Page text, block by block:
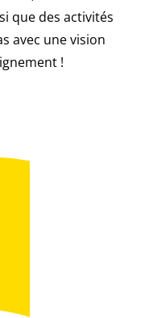
que des activités
avec une vision
!